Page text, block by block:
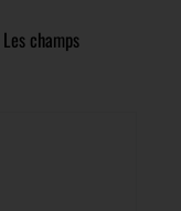
Les champs